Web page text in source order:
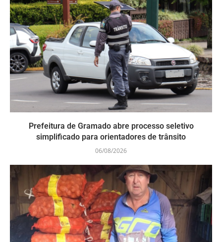
Prefeitura de Gramado abre processo seletivo
simplificado para orientadores de trânsito
06/08/2026